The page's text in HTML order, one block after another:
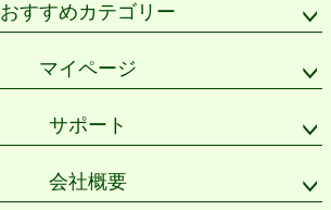
おすすめカテゴリー
マイページ
サポート
会社概要